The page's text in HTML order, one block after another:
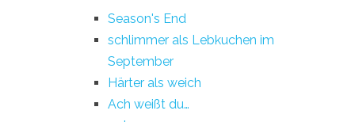
Season's End
schlimmer als Lebkuchen im
September
Härter als weich
Ach weißt du…